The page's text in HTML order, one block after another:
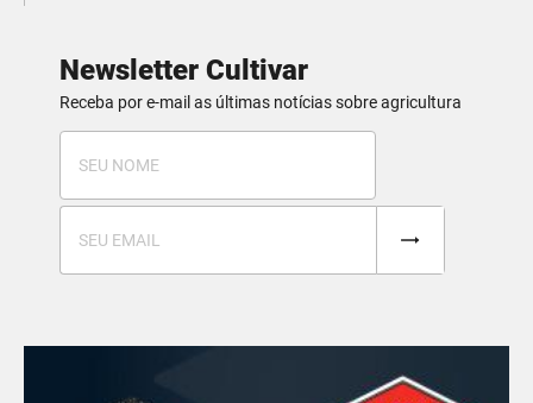
Newsletter Cultivar
Receba por e-mail as últimas notícias sobre agricultura